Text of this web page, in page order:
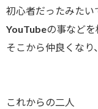
初心者だったみたい
YouTubeの事など
そこから仲良くなり
これからの二人